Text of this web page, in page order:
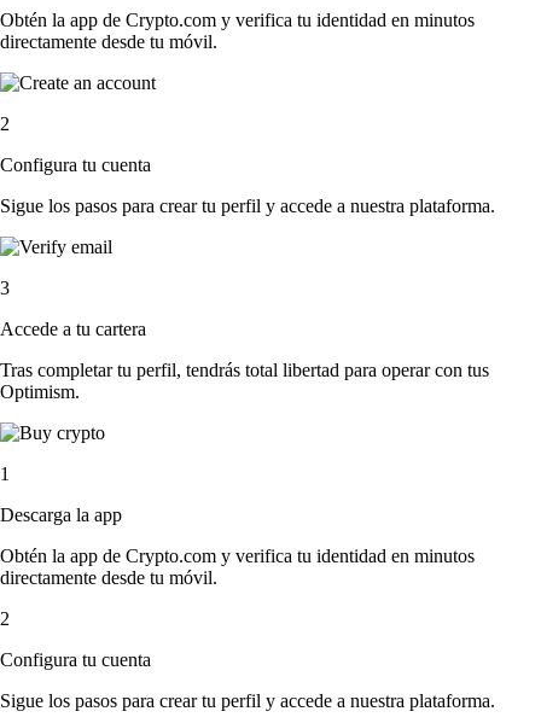
Obtén la app de Crypto.com y verifica tu identidad en minutos
directamente desde tu móvil.
2
Configura tu cuenta
Sigue los pasos para crear tu perfil y accede a nuestra plataforma.
3
Accede a tu cartera
Tras completar tu perfil, tendrás total libertad para operar con tus
Optimism.
1
Descarga la app
Obtén la app de Crypto.com y verifica tu identidad en minutos
directamente desde tu móvil.
2
Configura tu cuenta
Sigue los pasos para crear tu perfil y accede a nuestra plataforma.